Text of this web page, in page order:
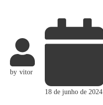
by vitor
18 de junho de 2024